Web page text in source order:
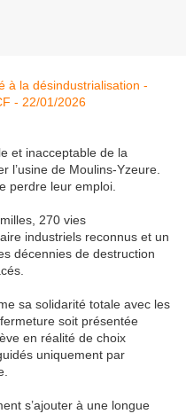
et inacceptable de la
l’usine de Moulins-Yzeure.
perdre leur emploi.
270 vies
industriels reconnus et un
décennies de destruction
sa solidarité totale avec les
soit présentée
en réalité de choix
uniquement par
s’ajouter à une longue